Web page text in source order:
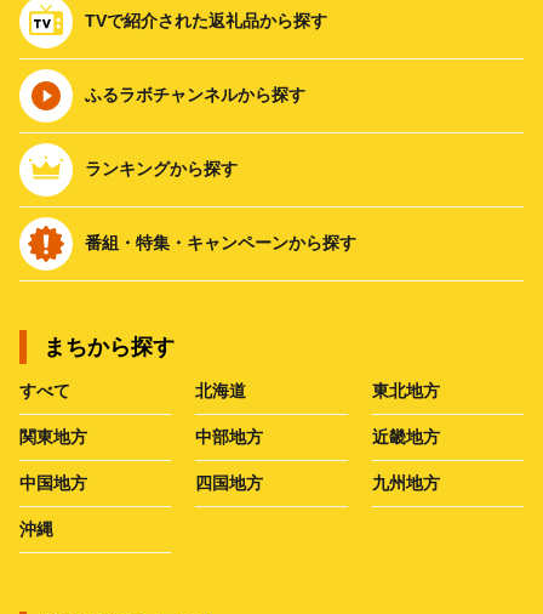
TVで紹介された返礼品から探す
ふるラボチャンネルから探す
ランキングから探す
番組・特集・キャンペーンから探す
まちから探す
すべて 北海道 東北地方
関東地方 中部地方 近畿地方
中国地方 四国地方 九州地方
沖縄